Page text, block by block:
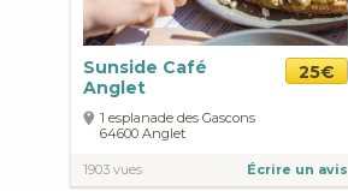
Sunside Café
Anglet
25€
1 esplanade des Gascons
64600 Anglet
1903 vues Écrire un avis